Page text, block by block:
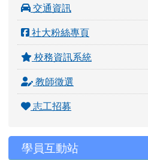
交通資訊
社大粉絲專頁
校務資訊系統
教師徵選
志工招募
學員互動站